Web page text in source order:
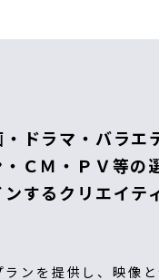
ドラマ・バラエ
ＣＭ・ＰＶ等の
するクリエイテ
ンを提供し、映像